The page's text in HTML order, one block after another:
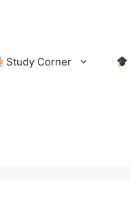
Study Corner